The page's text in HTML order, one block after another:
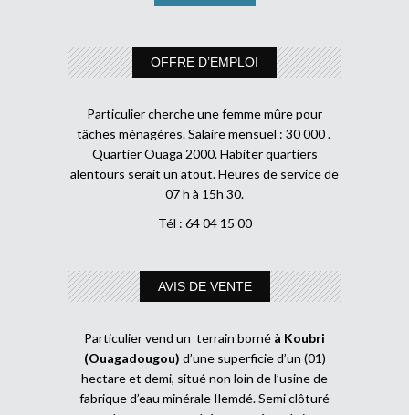
OFFRE D’EMPLOI
Particulier cherche une femme mûre pour
tâches ménagères. Salaire mensuel : 30 000 .
Quartier Ouaga 2000. Habiter quartiers
alentours serait un atout. Heures de service de
07 h à 15h 30.
Tél : 64 04 15 00
AVIS DE VENTE
Particulier vend un terrain borné à Koubri
(Ouagadougou) d’une superficie d’un (01)
hectare et demi, situé non loin de l’usine de
fabrique d’eau minérale Ilemdé. Semi clôturé